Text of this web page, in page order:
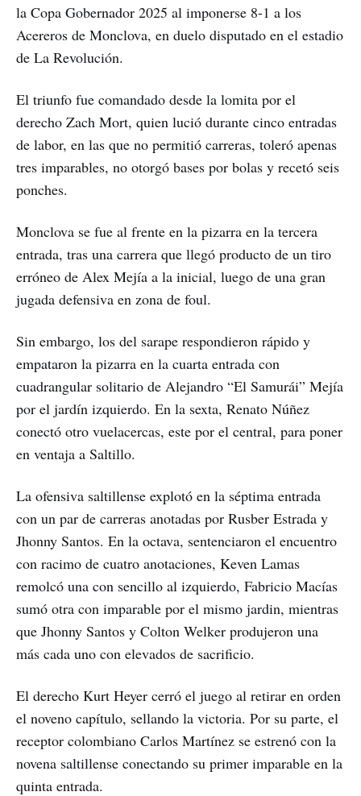
la Copa Gobernador 2025 al imponerse 8-1 a los
Acereros de Monclova, en duelo disputado en el estadio
de La Revolución.
El triunfo fue comandado desde la lomita por el
derecho Zach Mort, quien lució durante cinco entradas
de labor, en las que no permitió carreras, toleró apenas
tres imparables, no otorgó bases por bolas y recetó seis
ponches.
Monclova se fue al frente en la pizarra en la tercera
entrada, tras una carrera que llegó producto de un tiro
erróneo de Alex Mejía a la inicial, luego de una gran
jugada defensiva en zona de foul.
Sin embargo, los del sarape respondieron rápido y
empataron la pizarra en la cuarta entrada con
cuadrangular solitario de Alejandro “El Samurái” Mejía
por el jardín izquierdo. En la sexta, Renato Núñez
conectó otro vuelacercas, este por el central, para poner
en ventaja a Saltillo.
La ofensiva saltillense explotó en la séptima entrada
con un par de carreras anotadas por Rusber Estrada y
Jhonny Santos. En la octava, sentenciaron el encuentro
con racimo de cuatro anotaciones, Keven Lamas
remolcó una con sencillo al izquierdo, Fabricio Macías
sumó otra con imparable por el mismo jardin, mientras
que Jhonny Santos y Colton Welker produjeron una
más cada uno con elevados de sacrificio.
El derecho Kurt Heyer cerró el juego al retirar en orden
el noveno capítulo, sellando la victoria. Por su parte, el
receptor colombiano Carlos Martínez se estrenó con la
novena saltillense conectando su primer imparable en la
quinta entrada.